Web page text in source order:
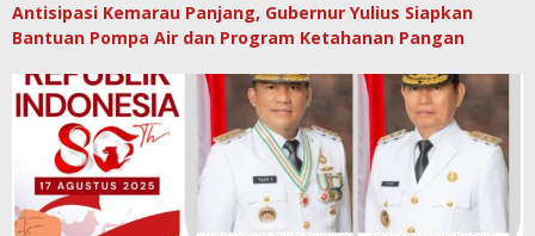
Antisipasi Kemarau Panjang, Gubernur Yulius Siapkan
Bantuan Pompa Air dan Program Ketahanan Pangan